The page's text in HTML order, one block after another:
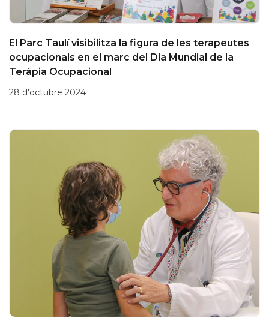
El Parc Taulí visibilitza la figura de les terapeutes
ocupacionals en el marc del Dia Mundial de la
Teràpia Ocupacional
28 d'octubre 2024